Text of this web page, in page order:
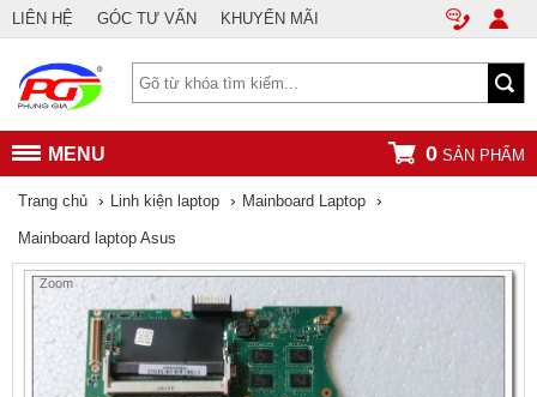
LIÊN HỆ GÓC TƯ VẤN KHUYẾN MÃI
MENU 0 SẢN PHẨM
Trang chủ › Linh kiện laptop › Mainboard Laptop ›
Mainboard laptop Asus
Zoom